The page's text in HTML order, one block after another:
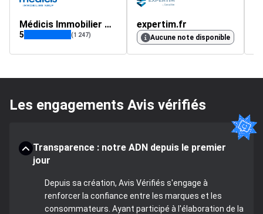
Médicis Immobilier Neuf
5 (1 247)
expertim.fr
Aucune note disponible
Les engagements Avis vérifiés
Transparence : notre ADN depuis le premier
jour
Depuis sa création, Avis Vérifiés s'engage à
renforcer la confiance entre les marques et les
consommateurs. Ayant participé à l'élaboration de la